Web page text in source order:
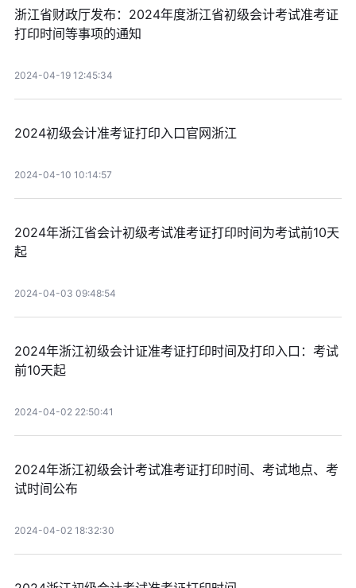
浙江省财政厅发布：2024年度浙江省初级会计考试准考证
打印时间等事项的通知
2024-04-19 12:45:34
2024初级会计准考证打印入口官网浙江
2024-04-10 10:14:57
2024年浙江省会计初级考试准考证打印时间为考试前10天
起
2024-04-03 09:48:54
2024年浙江初级会计证准考证打印时间及打印入口：考试
前10天起
2024-04-02 22:50:41
2024年浙江初级会计考试准考证打印时间、考试地点、考
试时间公布
2024-04-02 18:32:30